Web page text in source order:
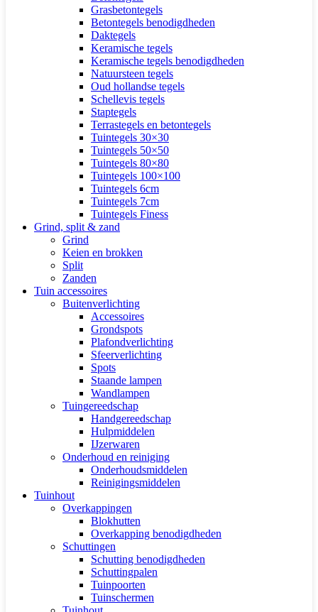
Grasbetontegels
Betontegels benodigdheden
Daktegels
Keramische tegels
Keramische tegels benodigdheden
Natuursteen tegels
Oud hollandse tegels
Schellevis tegels
Staptegels
Terrastegels en betontegels
Tuintegels 30×30
Tuintegels 50×50
Tuintegels 80×80
Tuintegels 100×100
Tuintegels 6cm
Tuintegels 7cm
Tuintegels Finess
Grind, split & zand
Grind
Keien en brokken
Split
Zanden
Tuin accessoires
Buitenverlichting
Accessoires
Grondspots
Plafondverlichting
Sfeerverlichting
Spots
Staande lampen
Wandlampen
Tuingereedschap
Handgereedschap
Hulpmiddelen
IJzerwaren
Onderhoud en reiniging
Onderhoudsmiddelen
Reinigingsmiddelen
Tuinhout
Overkappingen
Blokhutten
Overkapping benodigdheden
Schuttingen
Schutting benodigdheden
Schuttingpalen
Tuinpoorten
Tuinschermen